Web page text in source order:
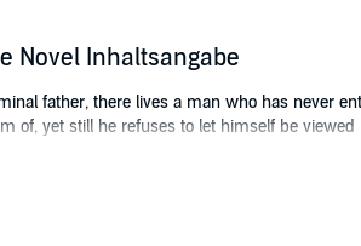
Novel Inhaltsangabe
father, there lives a man who has never
of, yet still he refuses to let himself be viewed
Drayton has a phobia of being touched.
world.